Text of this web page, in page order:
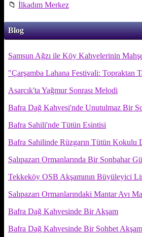
📁 İlkadım Merkez
Blog
Samsun Ağzı ile Köy Kahvelerinin
"Çarşamba Lahana Festivali: Topraktan
Asarcık'ta Yağmur Sonrası Melodi
Bafra Dağ Kahvesi'nde Unutulmaz Bir
Bafra Sahili'nde Tütün Esintisi
Bafra Sahilinde Rüzgarın Tütün Kokulu
Salıpazarı Ormanlarında Bir Sonbahar
Tekkeköy OSB Akşamının Büyüleyici
Salıpazarı Ormanlarındaki Mantar Avı
Bafra Dağ Kahvesinde Bir Akşam
Bafra Dağ Kahvesinde Bir Sohbet